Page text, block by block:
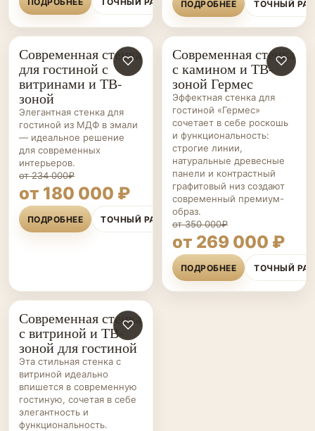
ПОДРОБНЕЕ ТОЧНЫЙ
ГОСТИНЫЕ НА ЗАКАЗ
♡
Современная стенка
для гостиной с
витринами и ТВ-
зоной
Элегантная стенка для
гостиной из МДФ в эмали
— идеальное решение
для современных
интерьеров.
от 234 000₽
от 180 000 ₽
ПОДРОБНЕЕ ТОЧНЫЙ РАСЧЁТ
ГОСТИНЫЕ НА ЗАКАЗ
♡
Современная стенка
с камином и ТВ-
зоной Гермес
Эффектная стенка для
гостиной «Гермес»
сочетает в себе роскошь
и функциональность:
строгие линии,
натуральные древесные
панели и контрастный
графитовый низ создают
современный премиум-
образ.
от 350 000₽
от 269 000 ₽
ПОДРОБНЕЕ ТОЧНЫЙ
ГОСТИНЫЕ НА ЗАКАЗ
♡
Современная стенка
с витриной и ТВ-
зоной для гостиной
Эта стильная стенка с
витриной идеально
впишется в современную
гостиную, сочетая в себе
элегантность и
функциональность.